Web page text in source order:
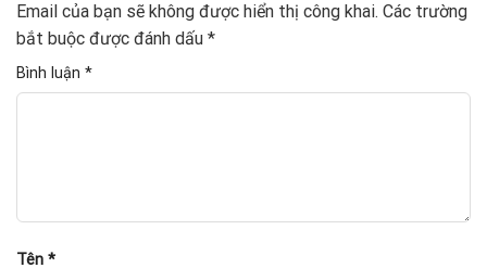
Email của bạn sẽ không được hiển thị công khai. Các trường
bắt buộc được đánh dấu *
Bình luận *
Tên *